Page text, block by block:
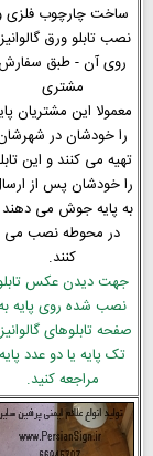
ساخت چارچوب فلزی
نصب تابلو ورق
روی آن - طبق سفارش
مشتری
معمولا این مشتریان
را خودشان در
تهیه می کنند و این
را خودشان پس از
به پایه جوش می
در محوطه نصب می
کنند.
جهت دیدن عکس
نصب شده روی پایه
صفحه تابلوهای
تک پایه یا دو عدد پایه
مراجعه کنید.